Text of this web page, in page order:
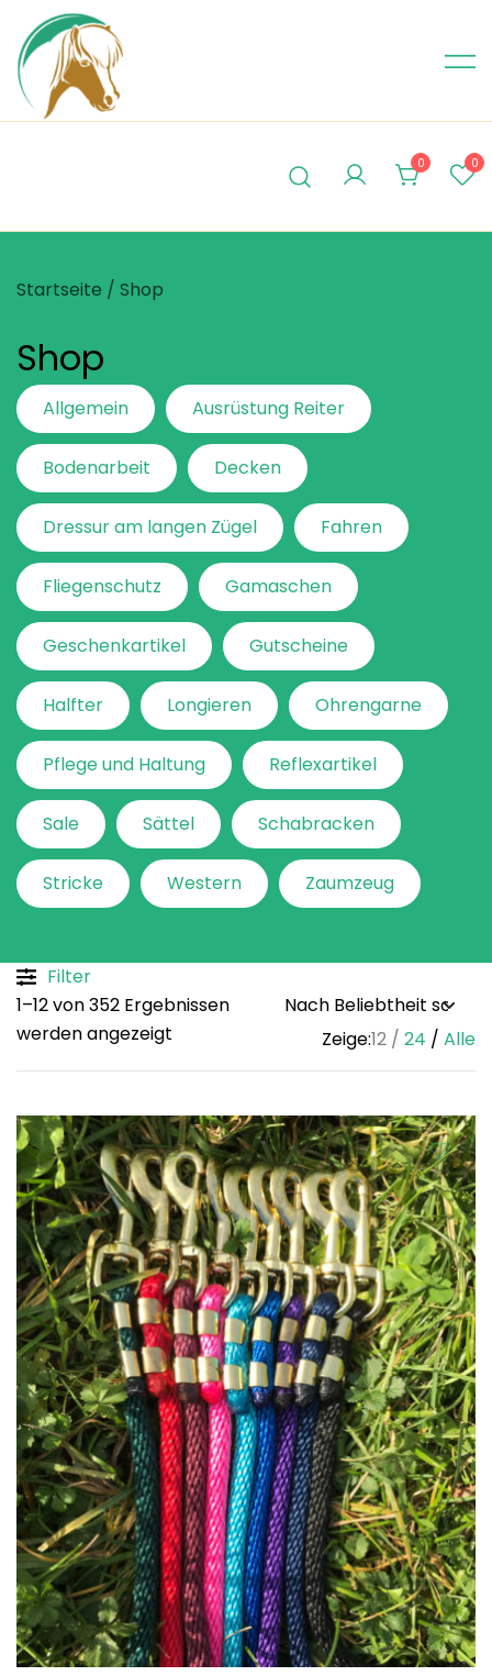
content
0 0
Startseite / Shop
Shop
Allgemein Ausrüstung Reiter
Bodenarbeit Decken
Dressur am langen Zügel Fahren
Fliegenschutz Gamaschen
Geschenkartikel Gutscheine
Halfter Longieren Ohrengarne
Pflege und Haltung Reflexartikel
Sale Sättel Schabracken
Stricke Western Zaumzeug
Filter
1–12 von 352 Ergebnissen
werden angezeigt
Zeige:12 24 Alle